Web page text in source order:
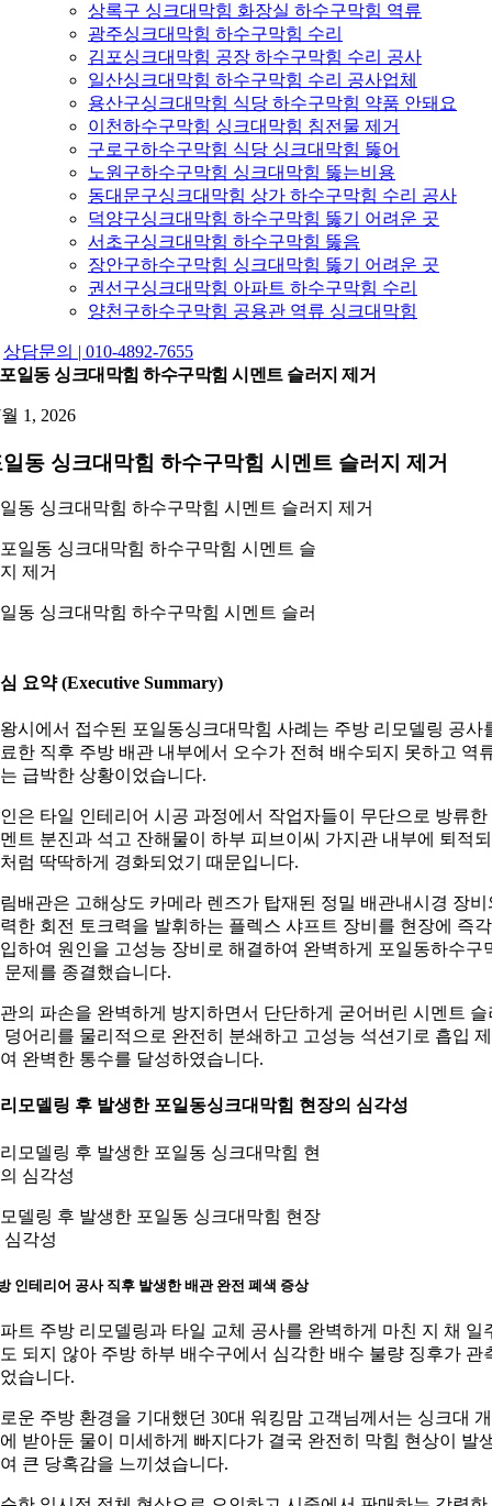
상록구 싱크대막힘 화장실 하수구막힘 역류
광주싱크대막힘 하수구막힘 수리
김포싱크대막힘 공장 하수구막힘 수리 공사
일산싱크대막힘 하수구막힘 수리 공사업체
용산구싱크대막힘 식당 하수구막힘 약품 안돼요
이천하수구막힘 싱크대막힘 침전물 제거
구로구하수구막힘 식당 싱크대막힘 뚫어
노원구하수구막힘 싱크대막힘 뚫는비용
동대문구싱크대막힘 상가 하수구막힘 수리 공사
덕양구싱크대막힘 하수구막힘 뚫기 어려운 곳
서초구싱크대막힘 하수구막힘 뚫음
장안구하수구막힘 싱크대막힘 뚫기 어려운 곳
권선구싱크대막힘 아파트 하수구막힘 수리
양천구하수구막힘 공용관 역류 싱크대막힘
상담문의 | 010-4892-7655
포일동 싱크대막힘 하수구막힘 시멘트 슬러지 제거
1, 2026
동 싱크대막힘 하수구막힘 시멘트 슬러지 제거
동 싱크대막힘 하수구막힘 시멘트 슬러지 제거
동 싱크대막힘 하수구막힘 시멘트 슬러
요약 (Executive Summary)
시에서 접수된 포일동싱크대막힘 사례는 주방 리모델링 공사
한 직후 주방 배관 내부에서 오수가 전혀 배수되지 못하고 역
급박한 상황이었습니다.
은 타일 인테리어 시공 과정에서 작업자들이 무단으로 방류한
트 분진과 석고 잔해물이 하부 피브이씨 가지관 내부에 퇴적
럼 딱딱하게 경화되었기 때문입니다.
배관은 고해상도 카메라 렌즈가 탑재된 정밀 배관내시경 장비
한 회전 토크력을 발휘하는 플렉스 샤프트 장비를 현장에 즉각
하여 원인을 고성능 장비로 해결하여 완벽하게 포일동하수구
문제를 종결했습니다.
의 파손을 완벽하게 방지하면서 단단하게 굳어버린 시멘트 슬
덩어리를 물리적으로 완전히 분쇄하고 고성능 석션기로 흡입
완벽한 통수를 달성하였습니다.
모델링 후 발생한 포일동싱크대막힘 현장의 심각성
델링 후 발생한 포일동 싱크대막힘 현장
심각성
인테리어 공사 직후 발생한 배관 완전 폐색 증상
트 주방 리모델링과 타일 교체 공사를 완벽하게 마친 지 채 일
되지 않아 주방 하부 배수구에서 심각한 배수 불량 징후가 관
습니다.
운 주방 환경을 기대했던 30대 워킹맘 고객님께서는 싱크대
받아둔 물이 미세하게 빠지다가 결국 완전히 막힘 현상이 발
큰 당혹감을 느끼셨습니다.